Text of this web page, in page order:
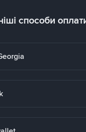
способи